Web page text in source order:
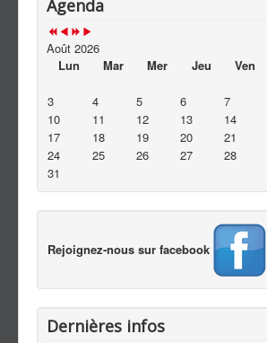
Contact
Agenda
Août 2026
Lun
Mar Mer Jeu Ven
3
4 5 6 7
10
11 12 13 14
17
18 19 20 21
24
25 26 27 28
31
Rejoignez-nous sur facebook
Dernières infos